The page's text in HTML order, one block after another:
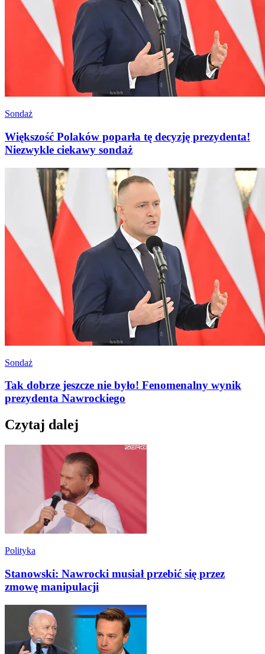
Sondaż
Większość Polaków poparła tę decyzję prezydenta!
Niezwykle ciekawy sondaż
Sondaż
Tak dobrze jeszcze nie było! Fenomenalny wynik
prezydenta Nawrockiego
Czytaj dalej
Polityka
Stanowski: Nawrocki musiał przebić się przez
zmowę manipulacji